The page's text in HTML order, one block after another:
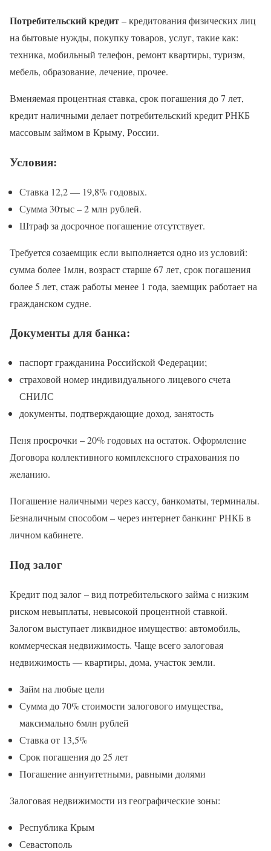
Потребительский кредит– кредитования физических лиц
на бытовые нужды, покупку товаров, услуг, такие как:
техника, мобильный телефон, ремонт квартиры, туризм,
мебель, образование, лечение, прочее.
Вменяемая процентная ставка, срок погашения до 7 лет,
кредит наличными делает потребительский кредит РНКБ
массовым займом в Крыму, России.
Условия:
Ставка 12,2 — 19,8% годовых.
Сумма 30тыс – 2 млн рублей.
Штраф за досрочное погашение отсутствует.
Требуется созаемщик если выполняется одно из условий:
сумма более 1млн, возраст старше 67 лет, срок погашения
более 5 лет, стаж работы менее 1 года, заемщик работает на
гражданском судне.
Документы для банка:
паспорт гражданина Российской Федерации;
страховой номер индивидуального лицевого счета
СНИЛС
документы, подтверждающие доход, занятость
Пеня просрочки – 20% годовых на остаток. Оформление
Договора коллективного комплексного страхования по
желанию.
Погашение наличными через кассу, банкоматы, терминалы.
Безналичным способом – через интернет банкинг РНКБ в
личном кабинете.
Под залог
Кредит под залог – вид потребительского займа с низким
риском невыплаты, невысокой процентной ставкой.
Залогом выступает ликвидное имущество: автомобиль,
коммерческая недвижимость. Чаще всего залоговая
недвижимость — квартиры, дома, участок земли.
Займ на любые цели
Сумма до 70% стоимости залогового имущества,
максимально 6млн рублей
Ставка от 13,5%
Срок погашения до 25 лет
Погашение аннуитетными, равными долями
Залоговая недвижимости из географические зоны:
Республика Крым
Севастополь